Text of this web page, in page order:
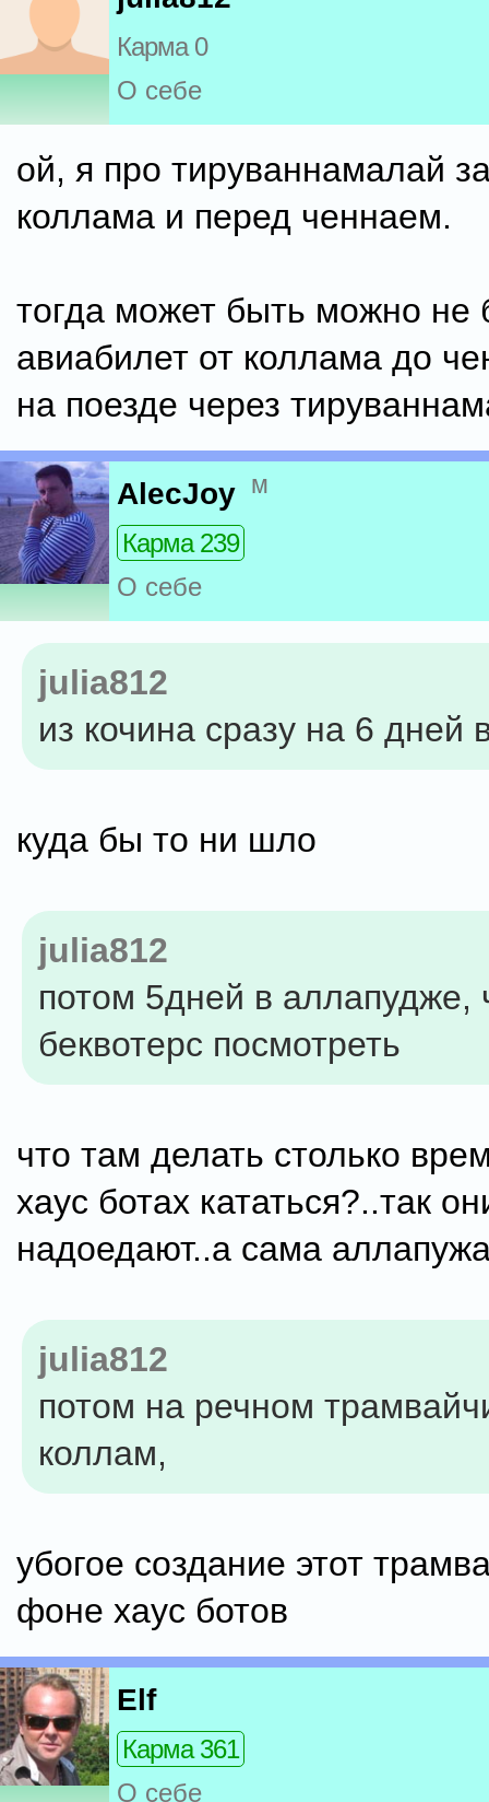
Карма 0
О себе
ой, я про тируваннамалай
коллама и перед ченнаем.
тогда может быть можно не
авиабилет от коллама до
на поезде через
AlecJoy м
Карма 239
О себе
julia812
из кочина сразу на 6 дней
куда бы то ни шло
julia812
потом 5дней в аллапудже,
беквотерс посмотреть
что там делать столько
хаус ботах кататься?..так
надоедают..а сама
julia812
потом на речном
коллам,
убогое создание этот
фоне хаус ботов
Elf
Карма 361
О себе